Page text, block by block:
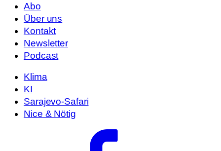
Abo
Über uns
Kontakt
Newsletter
Podcast
Klima
KI
Sarajevo-Safari
Nice & Nötig